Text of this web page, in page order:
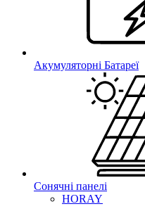
Акумуляторні Батареї
Сонячні панелі
HORAY